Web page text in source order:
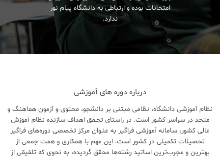
امتحانات بوده و ارتباطی به دانشگاه پیام نور
ندارد.
درباره دوره های آموزشی
نظام آموزشی دانشگاه، نظامی مبتنی بر دانشجو، محتوی و آزمون هماهنگ و
متحد در سراسر کشور است. در راستای تحـقق اهداف سازنده نظام آموزش
عالی کشور، سامانه آموزشی فراگیر به عنـوان مرکز تخصصی دوره‌های فراگیر
تحصیلات تکمیلی در کشور است. این مهم با همکاری و همت جمعی از
بهترین و مجرب‌ترین اساتید رشته‌ها محقق گردیده، به نحوی که تلفیقی از